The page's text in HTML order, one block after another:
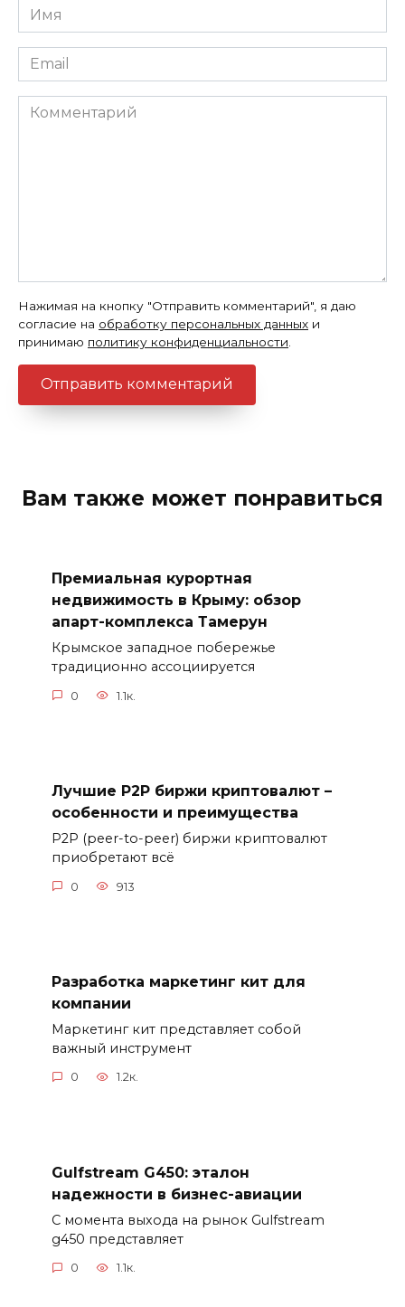
Имя
*
Email
*
Комментарий
Нажимая на кнопку "Отправить комментарий", я даю
согласие на обработку персональных данных и
принимаю политику конфиденциальности
Вам также может понравиться
Премиальная курортная
недвижимость в Крыму: обзор
апарт-комплекса Тамерун
Крымское западное побережье
традиционно ассоциируется
0 1.1к.
Лучшие P2P биржи криптовалют –
особенности и преимущества
P2P (peer-to-peer) биржи криптовалют
приобретают всё
0 913
Разработка маркетинг кит для
компании
Маркетинг кит представляет собой
важный инструмент
0 1.2к.
Gulfstream G450: эталон
надежности в бизнес-авиации
С момента выхода на рынок Gulfstream
g450 представляет
0 1.1к.